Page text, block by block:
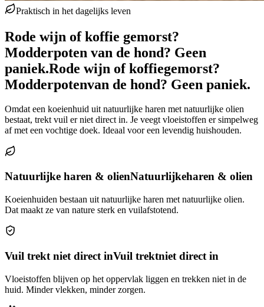
Praktisch in het dagelijks leven
Rode wijn of koffie gemorst?
Modderpoten van de hond? Geen
paniek.Rode wijn of koffiegemorst?
Modderpotenvan de hond? Geen paniek.
Omdat een koeienhuid uit natuurlijke haren met natuurlijke olien
bestaat, trekt vuil er niet direct in. Je veegt vloeistoffen er simpelweg
af met een vochtige doek. Ideaal voor een levendig huishouden.
Natuurlijke haren & olienNatuurlijkeharen & olien
Koeienhuiden bestaan uit natuurlijke haren met natuurlijke olien.
Dat maakt ze van nature sterk en vuilafstotend.
Vuil trekt niet direct inVuil trektniet direct in
Vloeistoffen blijven op het oppervlak liggen en trekken niet in de
huid. Minder vlekken, minder zorgen.